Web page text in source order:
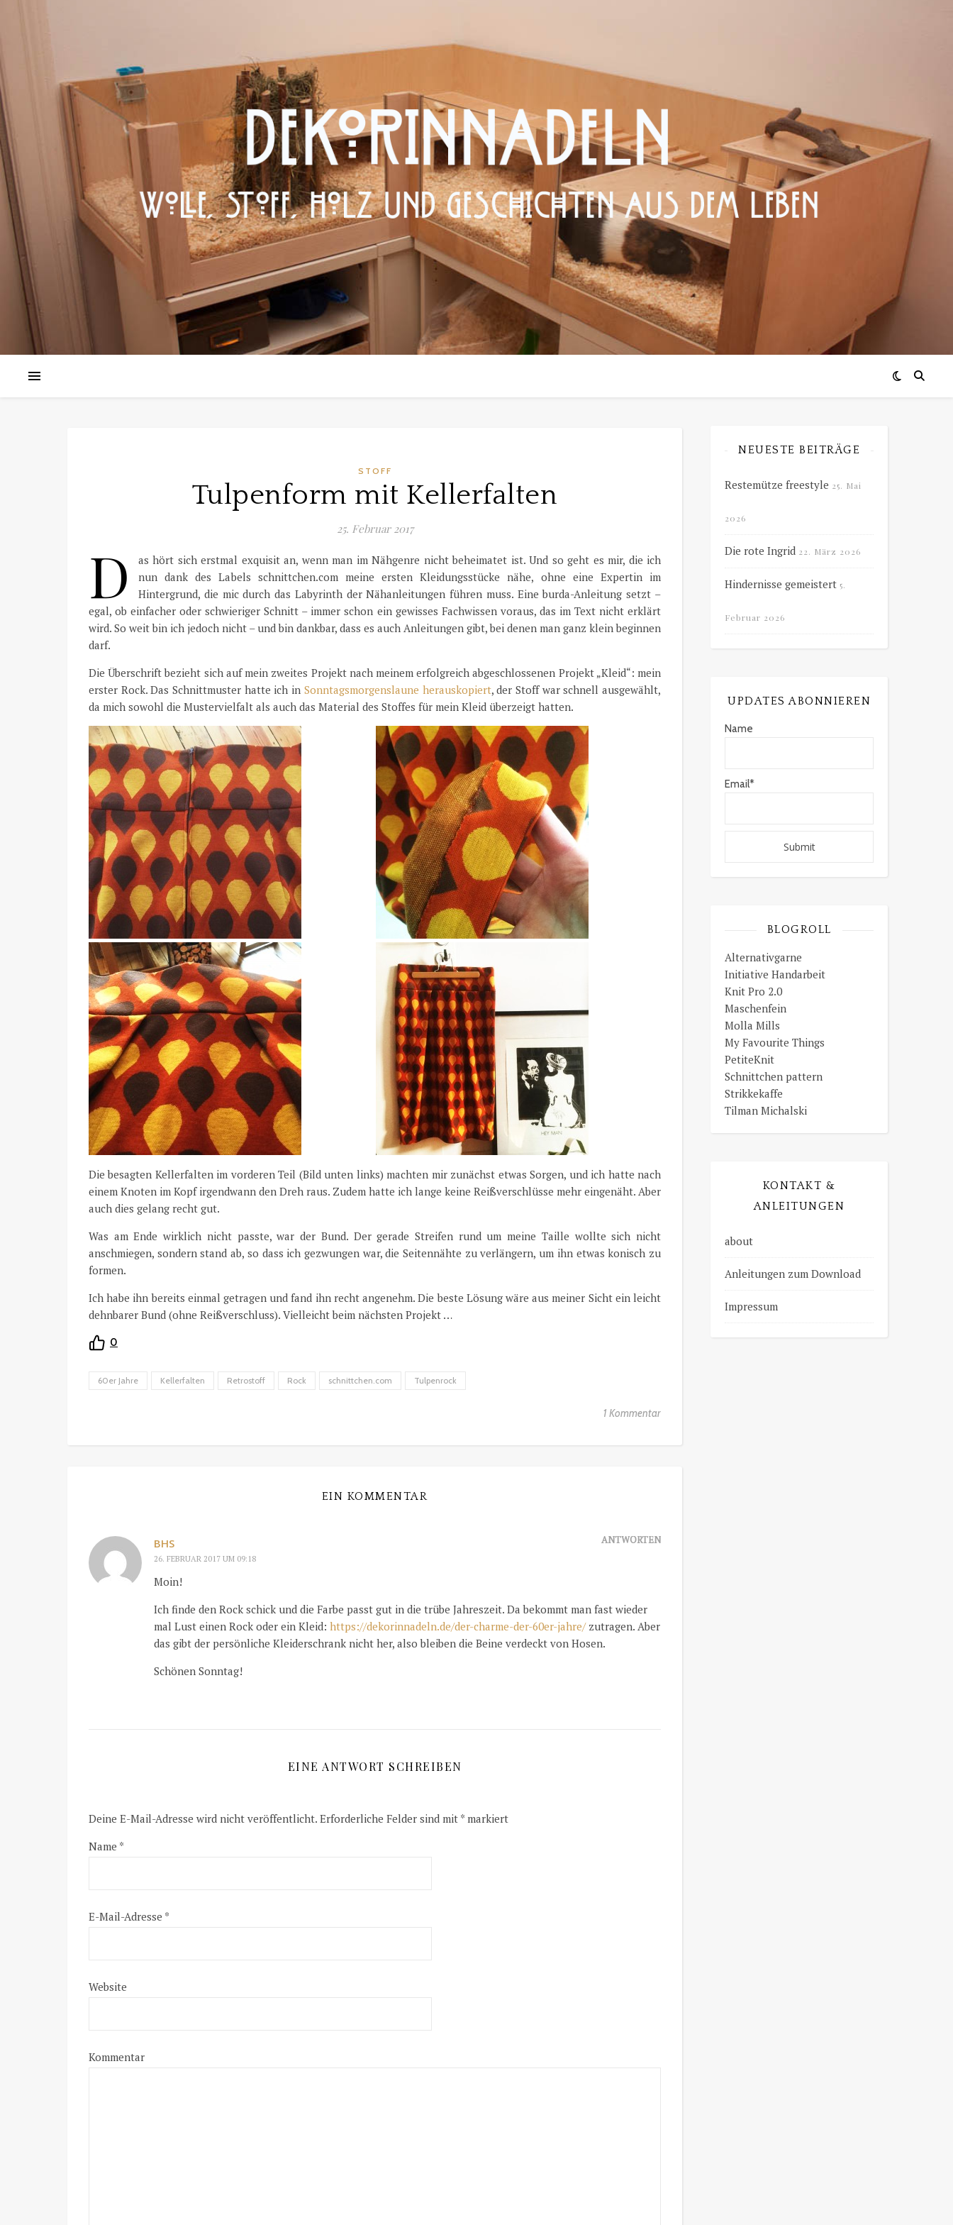
STOFF
Tulpenform mit Kellerfalten
25. Februar 2017
D
as hört sich erstmal exquisit an, wenn man im Nähgenre nicht beheimatet ist. Und so geht es mir, die ich
nun dank des Labels schnittchen.com meine ersten Kleidungsstücke nähe, ohne eine Expertin im
Hintergrund, die mic durch das Labyrinth der Nähanleitungen führen muss. Eine burda-Anleitung setzt –
egal, ob einfacher oder schwieriger Schnitt – immer schon ein gewisses Fachwissen voraus, das im Text nicht erklärt
wird. So weit bin ich jedoch nicht – und bin dankbar, dass es auch Anleitungen gibt, bei denen man ganz klein beginnen
darf.
Die Überschrift bezieht sich auf mein zweites Projekt nach meinem erfolgreich abgeschlossenen Projekt „Kleid“: mein
erster Rock. Das Schnittmuster hatte ich in Sonntagsmorgenslaune herauskopiert, der Stoff war schnell ausgewählt,
da mich sowohl die Mustervielfalt als auch das Material des Stoffes für mein Kleid überzeigt hatten.
Die besagten Kellerfalten im vorderen Teil (Bild unten links) machten mir zunächst etwas Sorgen, und ich hatte nach
einem Knoten im Kopf irgendwann den Dreh raus. Zudem hatte ich lange keine Reißverschlüsse mehr eingenäht. Aber
auch dies gelang recht gut.
Was am Ende wirklich nicht passte, war der Bund. Der gerade Streifen rund um meine Taille wollte sich nicht
anschmiegen, sondern stand ab, so dass ich gezwungen war, die Seitennähte zu verlängern, um ihn etwas konisch zu
formen.
Ich habe ihn bereits einmal getragen und fand ihn recht angenehm. Die beste Lösung wäre aus meiner Sicht ein leicht
dehnbarer Bund (ohne Reißverschluss). Vielleicht beim nächsten Projekt …
0
60er Jahre Kellerfalten Retrostoff Rock schnittchen.com Tulpenrock
1 Kommentar
EIN KOMMENTAR
BHS
26. FEBRUAR 2017 UM 09:18
ANTWORTEN
Moin!
Ich finde den Rock schick und die Farbe passt gut in die trübe Jahreszeit. Da bekommt man fast wieder
mal Lust einen Rock oder ein Kleid: https://dekorinnadeln.de/der-charme-der-60er-jahre/zutragen. Aber
das gibt der persönliche Kleiderschrank nicht her, also bleiben die Beine verdeckt von Hosen.
Schönen Sonntag!
EINE ANTWORT SCHREIBEN
Deine E-Mail-Adresse wird nicht veröffentlicht. Erforderliche Felder sind mit * markiert
Name *
E-Mail-Adresse *
Website
Kommentar
NEUESTE BEITRÄGE
Restemütze freestyle 25. Mai
2026
Die rote Ingrid 22. März 2026
Hindernisse gemeistert 5.
Februar 2026
UPDATES ABONNIEREN
Name
Email*
BLOGROLL
Alternativgarne
Initiative Handarbeit
Knit Pro 2.0
Maschenfein
Molla Mills
My Favourite Things
PetiteKnit
Schnittchen pattern
Strikkekaffe
Tilman Michalski
KONTAKT &
ANLEITUNGEN
about
Anleitungen zum Download
Impressum